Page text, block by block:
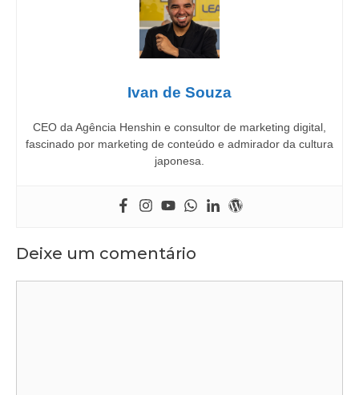
Ivan de Souza
CEO da Agência Henshin e consultor de marketing digital,
fascinado por marketing de conteúdo e admirador da cultura
japonesa.
Deixe um comentário